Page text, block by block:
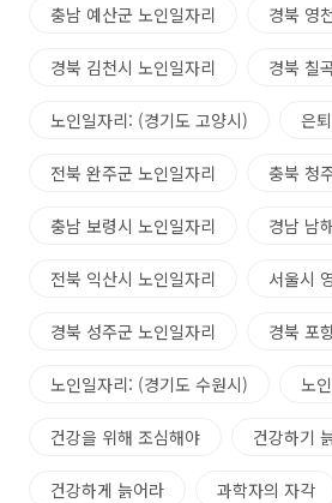
충남 예산군 노인일자리 경북 영
경북 김천시 노인일자리 경북 칠
노인일자리: (경기도 고양시) 은
전북 완주군 노인일자리 충북 청
충남 보령시 노인일자리 경남 남
전북 익산시 노인일자리 서울시
경북 성주군 노인일자리 경북 포
노인일자리: (경기도 수원시) 노
건강을 위해 조심해야 건강하기
건강하게 늙어라 과학자의 자각